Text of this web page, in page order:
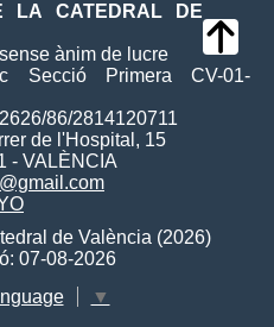
LA CATEDRAL DE
ànim de lucre
Secció Primera CV-01-
86/2814120711
de l'Hospital, 15
- VALÈNCIA
de València (2026)
07-08-2026
▼